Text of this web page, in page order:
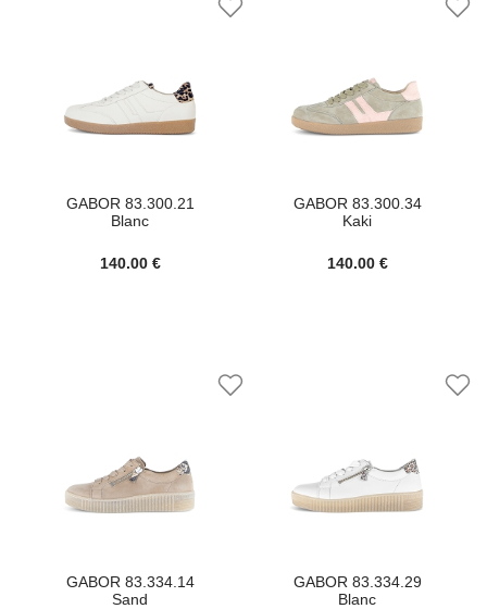
GABOR 83.300.21
Blanc
140.00 €
GABOR 83.300.34
Kaki
140.00 €
GABOR 83.334.14
Sand
GABOR 83.334.29
Blanc